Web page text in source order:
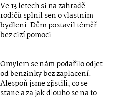
Ve 13 letech si na zahradě
rodičů splnil sen o vlastním
bydlení. Dům postavil téměř
bez cizí pomoci
Omylem se nám podařilo odjet
od benzinky bez zaplacení.
Alespoň jsme zjistili, co se
stane a za jak dlouho se na to